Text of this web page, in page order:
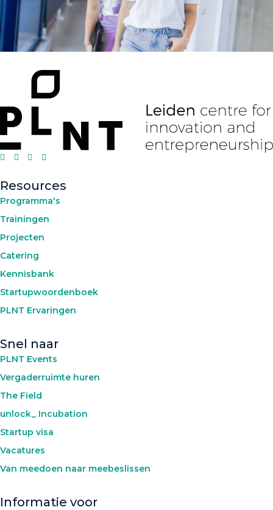
Resources
Programma's
Trainingen
Projecten
Catering
Kennisbank
Startupwoordenboek
PLNT Ervaringen
Snel naar
PLNT Events
Vergaderruimte huren
The Field
unlock_ Incubation
Startup visa
Vacatures
Van meedoen naar meebeslissen
Informatie voor